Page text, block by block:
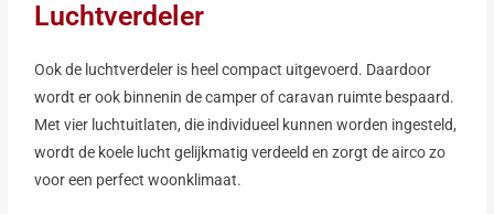
Luchtverdeler
Ook de luchtverdeler is heel compact uitgevoerd. Daardoor
wordt er ook binnenin de camper of caravan ruimte bespaard.
Met vier luchtuitlaten, die individueel kunnen worden ingesteld,
wordt de koele lucht gelijkmatig verdeeld en zorgt de airco zo
voor een perfect woonklimaat.